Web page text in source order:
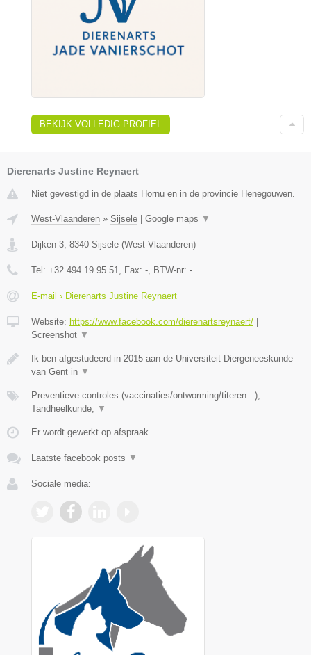
BEKIJK VOLLEDIG PROFIEL
Dierenarts Justine Reynaert
Niet gevestigd in de plaats Hornu en in de provincie Henegouwen.
West-Vlaanderen » Sijsele | Google maps ▼
Dijken 3 8340 Sijsele (West-Vlaanderen)
Tel: +32 494 19 95 51 , Fax: - , BTW-nr: -
E-mail › Dierenarts Justine Reynaert
Website: https://www.facebook.com/dierenartsreynaert/ |
Screenshot ▼
Ik ben afgestudeerd in 2015 aan de Universiteit Diergeneeskunde
van Gent in ▼
Preventieve controles (vaccinaties/ontworming/titeren...),
Tandheelkunde,
▼
Er wordt gewerkt op afspraak.
Laatste facebook posts ▼
Sociale media: